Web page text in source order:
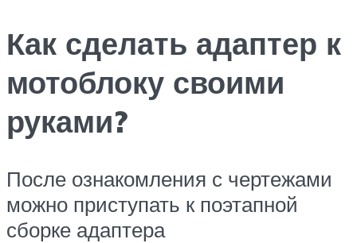
Как сделать адаптер к
мотоблоку своими
руками?
После ознакомления с чертежами
можно приступать к поэтапной
сборке адаптера